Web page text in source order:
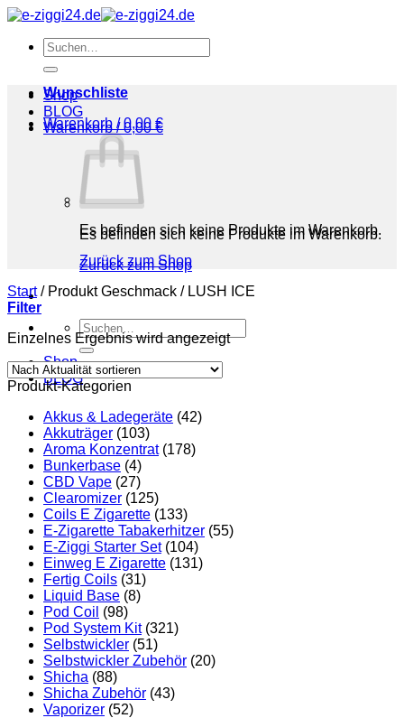
Zum
springenSuchen
nach:
Shop
BLOG
Warenkorb /0,00€
Es befinden sich keine Produkte im Warenkorb.
Zurück zum Shop
Suchen
nach:
Shop
BLOG
Wunschliste
Warenkorb /0,00 €
Es befinden sich keine Produkte im Warenkorb.
Zurück zum Shop
Start /Produkt Geschmack /LUSH ICE
Filter
Einzelnes Ergebnis wird angezeigt
Produkt-Kategorien
Akkus & Ladegeräte (42)
Akkuträger (103)
Aroma Konzentrat (178)
Bunkerbase (4)
CBD Vape (27)
Clearomizer (125)
Coils E Zigarette (133)
E-Zigarette Tabakerhitzer (55)
E-Ziggi Starter Set (104)
Einweg E Zigarette (131)
Fertig Coils (31)
Liquid Base (8)
Pod Coil (98)
Pod System Kit (321)
Selbstwickler (51)
Selbstwickler Zubehör (20)
Shicha (88)
Shicha Zubehör (43)
Vaporizer (52)